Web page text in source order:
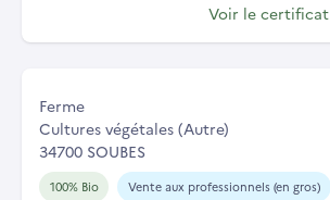
Voir le certificat
Ferme
Cultures végétales (Autre)
34700 SOUBES
100% Bio Vente aux professionnels (en gros)